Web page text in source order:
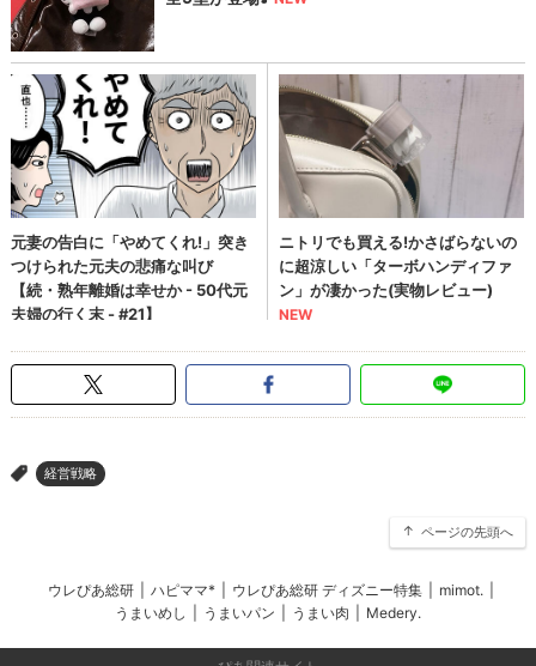
> 経営戦略
ページの先頭へ
ウレぴあ総研 ハピママ* ウレぴあ総研 ディズニー特集 mimot.
うまいめし
うまいパン うまい肉 Medery.